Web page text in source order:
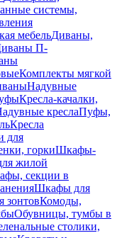
системы,
мебельДиваны,
П-
Комплекты мягкой
Надувные
Кресла-качалки,
креслаПуфы,
Кресла
для
горкиШкафы-
жилой
секции в
Шкафы для
зонтовКомоды,
Обувницы, тумбы в
столики,